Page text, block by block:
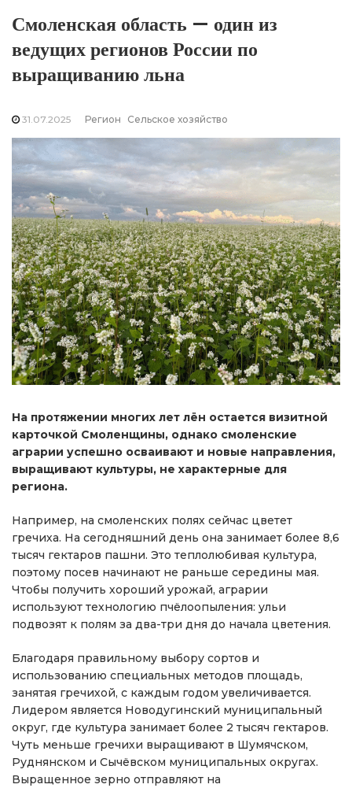
Смоленская область — один из
ведущих регионов России по
выращиванию льна
31.07.2025 Регион Сельское хозяйство
На протяжении многих лет лён остается визитной
карточкой Смоленщины, однако смоленские
аграрии успешно осваивают и новые направления,
выращивают культуры, не характерные для
региона.
Например, на смоленских полях сейчас цветет
гречиха. На сегодняшний день она занимает более 8,6
тысяч гектаров пашни. Это теплолюбивая культура,
поэтому посев начинают не раньше середины мая.
Чтобы получить хороший урожай, аграрии
используют технологию пчёлоопыления: ульи
подвозят к полям за два-три дня до начала цветения.
Благодаря правильному выбору сортов и
использованию специальных методов площадь,
занятая гречихой, с каждым годом увеличивается.
Лидером является Новодугинский муниципальный
округ, где культура занимает более 2 тысяч гектаров.
Чуть меньше гречихи выращивают в Шумячском,
Руднянском и Сычёвском муниципальных округах.
Выращенное зерно отправляют на